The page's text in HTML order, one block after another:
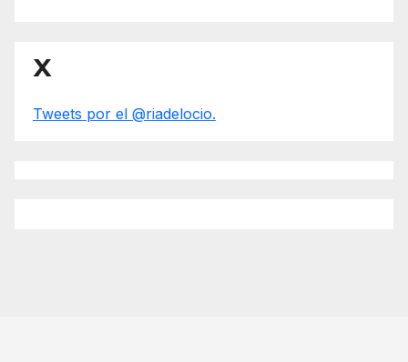
X
Tweets por el @riadelocio.